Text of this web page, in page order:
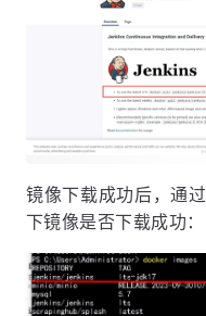
镜像下载成功后，通过
下镜像是否下载成功：